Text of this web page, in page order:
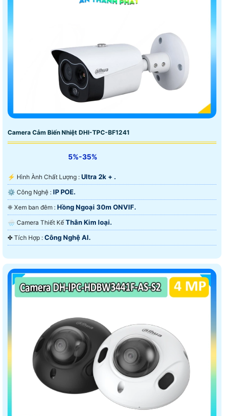
Camera Cảm Biến Nhiệt DHI-TPC-BF1241
5%-35%
️⚡ Hình Ành Chất Lượng : Ultra 2k + .
⚙ Công Nghệ : IP POE.
❈ Xem ban đêm : Hồng Ngoại 30m ONVIF.
🌧️ Camera Thiết Kế Thân Kim loại.
️✤ Tích Hợp : Công Nghệ AI.